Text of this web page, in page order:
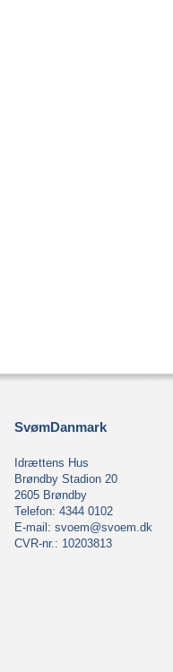
SvømDanmark
Idrættens Hus
Brøndby Stadion 20
2605 Brøndby
Telefon: 4344 0102
E-mail: svoem@svoem.dk
CVR-nr.: 10203813